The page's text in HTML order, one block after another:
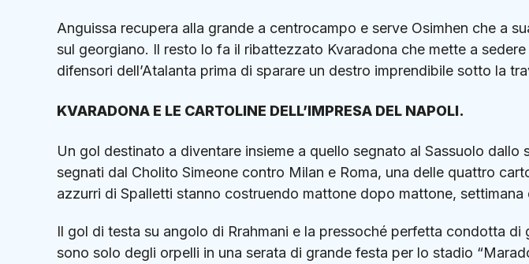
Anguissa recupera alla grande a centrocampo e serve Osimhen che a
sul georgiano. Il resto lo fa il ribattezzato Kvaradona che mette a
difensori dell’Atalanta prima di sparare un destro imprendibile sotto la
KVARADONA E LE CARTOLINE DELL’IMPRESA DEL NAPOLI.
Un gol destinato a diventare insieme a quello segnato al Sassuolo dallo
segnati dal Cholito Simeone contro Milan e Roma, una delle quattro
azzurri di Spalletti stanno costruendo mattone dopo mattone, settimana
Il gol di testa su angolo di Rrahmani e la pressoché perfetta condotta di
sono solo degli orpelli in una serata di grande festa per lo stadio